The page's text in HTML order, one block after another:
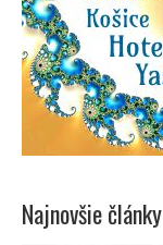
Najnovšie články